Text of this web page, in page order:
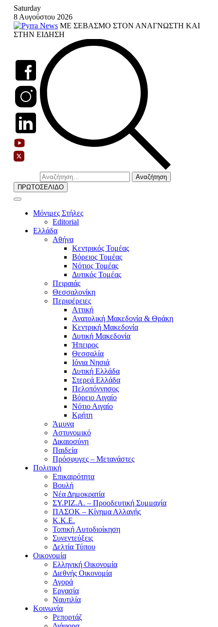
Skip
content
Saturday
8 Αυγούστου 2026
ΜΕ ΣΕΒΑΣΜΟ ΣΤΟΝ ΑΝΑΓΝΩΣΤΗ ΚΑΙ
ΣΤΗΝ ΕΙΔΗΣΗ
Αναζήτηση
για:
ΠΡΩΤΟΣΕΛΙΔΟ
Μόνιμες Στήλες
Editorial
Ελλάδα
Αθήνα
Κεντρικός Τομέας
Βόρειος Τομέας
Νότιος Τομέας
Δυτικός Τομέας
Πειραιάς
Θεσσαλονίκη
Περιφέρειες
Αττική
Ανατολική Μακεδονία & Θράκη
Κεντρική Μακεδονία
Δυτική Μακεδονία
Ήπειρος
Θεσσαλία
Ιόνια Νησιά
Δυτική Ελλάδα
Στερεά Ελλάδα
Πελοπόννησος
Βόρειο Αιγαίο
Νότιο Αιγαίο
Κρήτη
Άμυνα
Αστυνομικό
Δικαιοσύνη
Παιδεία
Πρόσφυγες – Μετανάστες
Πολιτική
Επικαιρότητα
Βουλή
Νέα Δημοκρατία
ΣΥ.ΡΙΖ.Α. – Προοδευτική Συμμαχία
ΠΑΣΟΚ – Κίνημα Αλλαγής
Κ.Κ.Ε.
Τοπική Αυτοδιοίκηση
Συνεντεύξεις
Δελτία Τύπου
Οικονομία
Ελληνική Οικονομία
Διεθνής Οικονομία
Αγορά
Εργασία
Ναυτιλία
Κοινωνία
Ρεπορτάζ